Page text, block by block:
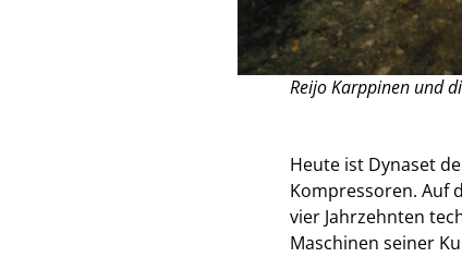
Reijo Karppinen und
Heute ist Dynaset
Kompressoren. Auf
vier Jahrzehnten
Maschinen seiner